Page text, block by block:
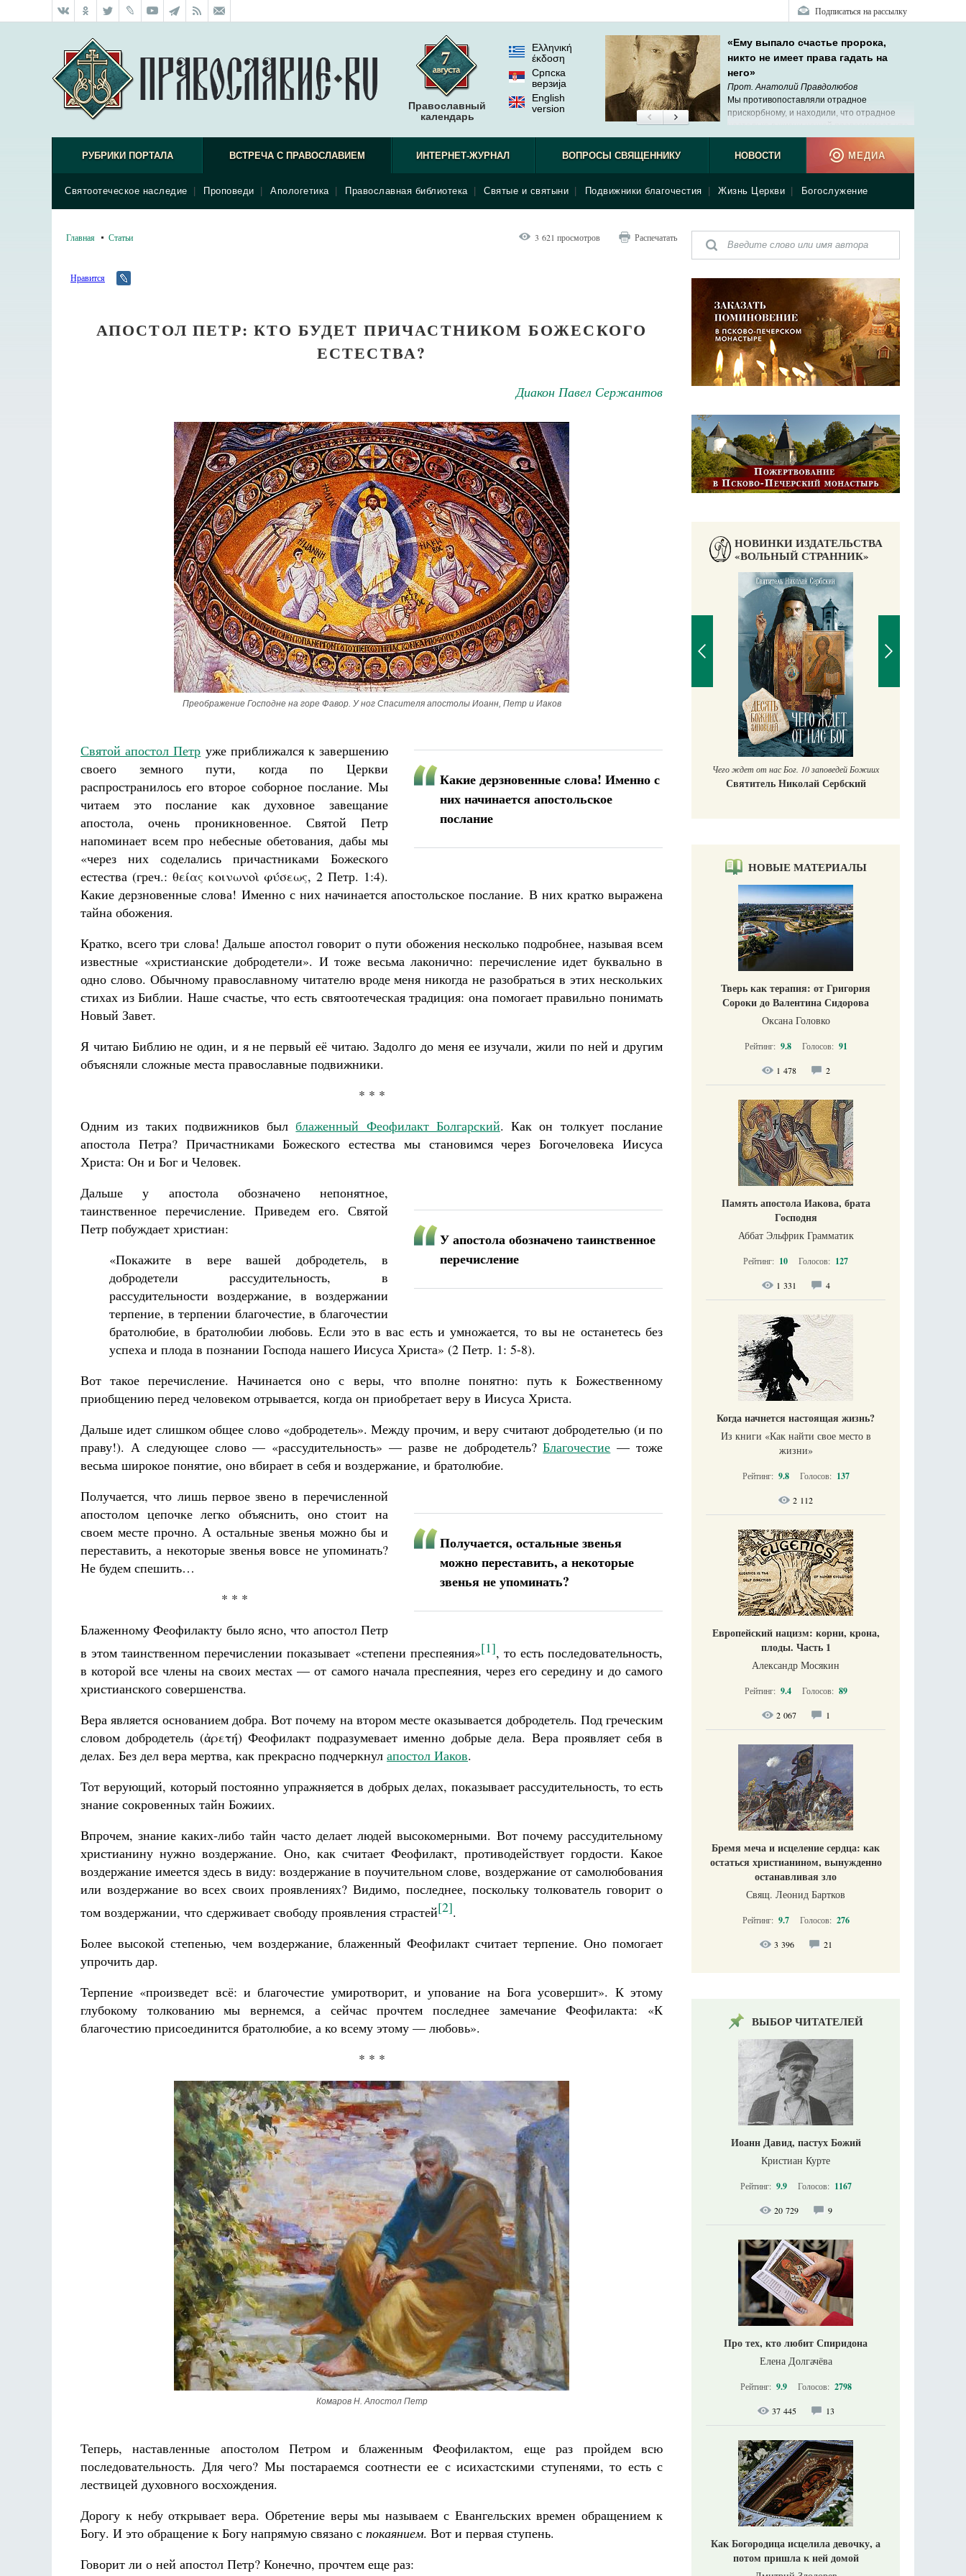
Подписаться на рассылку
Православный
календарь
Ελληνική
έκδοση
Српска
верзиjа
English
version
«Ему выпало счастье пророка,
никто не имеет права гадать на
него»
Прот. Анатолий Правдолюбов
Мы противопоставляли отрадное
прискорбному, и находили, что отрадное
о прискорбном и трудном даже и говорить не
приходится.
РУБРИКИ ПОРТАЛА ВСТРЕЧА С ПРАВОСЛАВИЕМ
Святоотеческое наследие Проповеди Апологетика Православная библиотека Святые и святыни Подвижники благочестия Жизнь Церкви Богослужение
ИНТЕРНЕТ-ЖУРНАЛ ВОПРОСЫ СВЯЩЕННИКУ НОВОСТИ МЕДИА
Главная Статьи 3 621 просмотров Распечатать
Нравится
АПОСТОЛ ПЕТР: КТО БУДЕТ ПРИЧАСТНИКОМ БОЖЕСКОГО
ЕСТЕСТВА?
Диакон Павел Сержантов
Преображение Господне на горе Фавор. У ног Спасителя апостолы Иоанн, Петр и Иаков
Какие дерзновенные слова! Именно с
них начинается апостольское
послание
Святой апостол Петр уже приближался к завершению
своего земного пути, когда по Церкви
распространилось его второе соборное послание. Мы
читаем это послание как духовное завещание
апостола, очень проникновенное. Святой Петр
напоминает всем про небесные обетования, дабы мы
«через них соделались причастниками Божеского
естества (греч.: θείας κοινωνοὶ φύσεως, 2 Петр. 1:4).
Какие дерзновенные слова! Именно с них начинается апостольское послание. В них кратко выражена
тайна обожения.
Кратко, всего три слова! Дальше апостол говорит о пути обожения несколько подробнее, называя всем
известные «христианские добродетели». И тоже весьма лаконично: перечисление идет буквально в
одно слово. Обычному православному читателю вроде меня никогда не разобраться в этих нескольких
стихах из Библии. Наше счастье, что есть святоотеческая традиция: она помогает правильно понимать
Новый Завет.
Я читаю Библию не один, и я не первый её читаю. Задолго до меня ее изучали, жили по ней и другим
объясняли сложные места православные подвижники.
* * *
Одним из таких подвижников былблаженный Феофилакт Болгарский. Как он толкует послание
апостола Петра? Причастниками Божеского естества мы становимся через Богочеловека Иисуса
Христа: Он и Бог и Человек.
У апостола обозначено таинственное
перечисление
Дальше у апостола обозначено непонятное,
таинственное перечисление. Приведем его. Святой
Петр побуждает христиан:
«Покажите в вере вашей добродетель, в
добродетели рассудительность, в
рассудительности воздержание, в воздержании
терпение, в терпении благочестие, в благочестии
братолюбие, в братолюбии любовь. Если это в вас есть и умножается, то вы не останетесь без
успеха и плода в познании Господа нашего Иисуса Христа» (2 Петр. 1: 5-8).
Вот такое перечисление. Начинается оно с веры, что вполне понятно: путь к Божественному
приобщению перед человеком отрывается, когда он приобретает веру в Иисуса Христа.
Дальше идет слишком общее слово «добродетель». Между прочим, и веру считают добродетелью (и по
праву!). А следующее слово — «рассудительность» — разве не добродетель?Благочестие — тоже
весьма широкое понятие, оно вбирает в себя и воздержание, и братолюбие.
Получается, остальные звенья
можно переставить, а некоторые
звенья не упоминать?
Получается, что лишь первое звено в перечисленной
апостолом цепочке легко объяснить, оно стоит на
своем месте прочно. А остальные звенья можно бы и
переставить, а некоторые звенья вовсе не упоминать?
Не будем спешить…
* * *
Блаженному Феофилакту было ясно, что апостол Петр
в этом таинственном перечислении показывает «степени преспеяния»[1], то есть последовательность,
в которой все члены на своих местах — от самого начала преспеяния, через его середину и до самого
христианского совершенства.
Вера является основанием добра. Вот почему на втором месте оказывается добродетель. Под греческим
словом добродетель (ἀρετή) Феофилакт подразумевает именно добрые дела. Вера проявляет себя в
делах. Без дел вера мертва, как прекрасно подчеркнул апостол Иаков.
Тот верующий, который постоянно упражняется в добрых делах, показывает рассудительность, то есть
знание сокровенных тайн Божиих.
Впрочем, знание каких-либо тайн часто делает людей высокомерными. Вот почему рассудительному
христианину нужно воздержание. Оно, как считает Феофилакт, противодействует гордости. Какое
воздержание имеется здесь в виду: воздержание в поучительном слове, воздержание от самолюбования
или воздержание во всех своих проявлениях? Видимо, последнее, поскольку толкователь говорит о
том воздержании, что сдерживает свободу проявления страстей[2].
Более высокой степенью, чем воздержание, блаженный Феофилакт считает терпение. Оно помогает
упрочить дар.
Терпение «произведет всё: и благочестие умиротворит, и упование на Бога усовершит». К этому
глубокому толкованию мы вернемся, а сейчас прочтем последнее замечание Феофилакта: «К
благочестию присоединится братолюбие, а ко всему этому — любовь».
* * *
Комаров Н. Апостол Петр
Теперь, наставленные апостолом Петром и блаженным Феофилактом, еще раз пройдем всю
последовательность. Для чего? Мы постараемся соотнести ее с исихастскими ступенями, то есть с
лествицей духовного восхождения.
Дорогу к небу открывает вера. Обретение веры мы называем с Евангельских времен обращением к
Богу. И это обращение к Богу напрямую связано с покаянием. Вот и первая ступень.
Говорит ли о ней апостол Петр? Конечно, прочтем еще раз:
НОВИНКИ ИЗДАТЕЛЬСТВА
«ВОЛЬНЫЙ СТРАННИК»
Разлуки не будет
Фредерика де Грааф Как найти своё место в жизни
Кирилл Мурышев
святого
Чего ждет от нас Бог. 10 заповедей Божиих
Святитель Николай Сербский
НОВЫЕ МАТЕРИАЛЫ
Тверь как терапия: от Григория
Сороки до Валентина Сидорова
Оксана Головко
Рейтинг: 9.8 Голосов: 91
1 478 2
Память апостола Иакова, брата
Господня
Аббат Эльфрик Грамматик
Рейтинг: 10 Голосов: 127
1 331 4
Когда начнется настоящая жизнь?
Из книги «Как найти свое место в
жизни​»
Рейтинг: 9.8 Голосов: 137
2 112
Европейский нацизм: корни, крона,
плоды. Часть 1
Александр Мосякин
Рейтинг: 9.4 Голосов: 89
2 067 1
Бремя меча и исцеление сердца: как
остаться христианином, вынужденно
останавливая зло
Свящ. Леонид Бартков
Рейтинг: 9.7 Голосов: 276
3 396 21
ВЫБОР ЧИТАТЕЛЕЙ
Иоанн Давид, пастух Божий
Кристиан Курте
Рейтинг: 9.9 Голосов: 1167
20 729 9
Про тех, кто любит Спиридона
Елена Долгачёва
Рейтинг: 9.9 Голосов: 2798
37 445 13
Как Богородица исцелила девочку, а
потом пришла к ней домой